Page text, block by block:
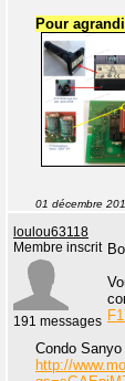
Pour
01 décembre
loulou63118
Membre inscrit
191 messages
Condo
http://